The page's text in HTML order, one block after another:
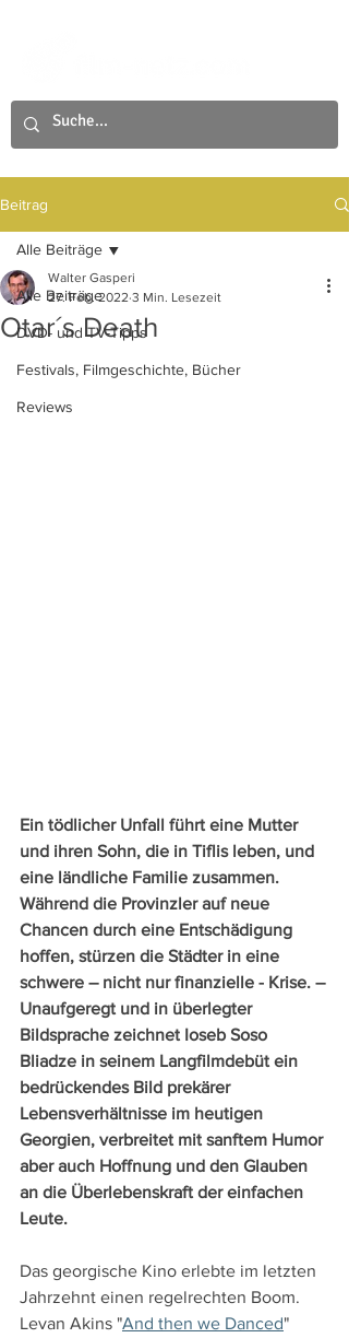
Beitrag
Alle Beiträge
DVD- und TV-Tipps
Festivals, Filmgeschichte, Bücher
Reviews
Alle Beiträge
Otar´s Death
Walter Gasperi
27. Feb. 2022 3 Min. Lesezeit
Ein tödlicher Unfall führt eine Mutter
und ihren Sohn, die in Tiflis leben, und
eine ländliche Familie zusammen.
Während die Provinzler auf neue
Chancen durch eine Entschädigung
hoffen, stürzen die Städter in eine
schwere – nicht nur finanzielle - Krise. –
Unaufgeregt und in überlegter
Bildsprache zeichnet Ioseb Soso
Bliadze in seinem Langfilmdebüt ein
bedrückendes Bild prekärer
Lebensverhältnisse im heutigen
Georgien, verbreitet mit sanftem Humor
aber auch Hoffnung und den Glauben
an die Überlebenskraft der einfachen
Leute.
Das georgische Kino erlebte im letzten
Jahrzehnt einen regelrechten Boom.
Levan Akins "And then we Danced"